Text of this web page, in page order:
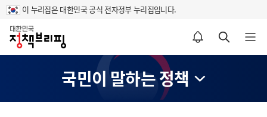
이 누리집은 대한민국 공식 전자정부 누리집입니다.
홈
알림설정 바로가기 검색 바로가기 메뉴 열기
국민이 말하는 정책